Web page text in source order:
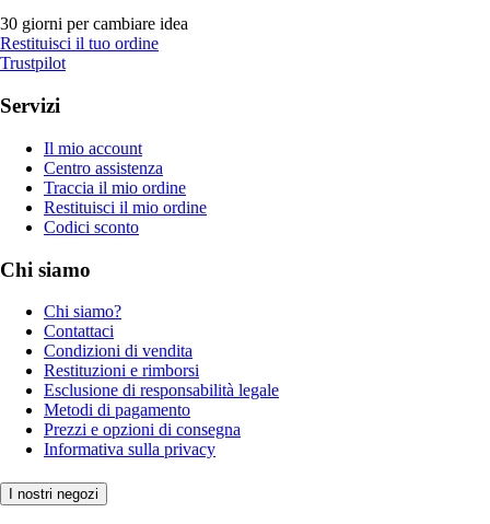
30 giorni per cambiare idea
Restituisci il tuo ordine
Trustpilot
Servizi
Il mio account
Centro assistenza
Traccia il mio ordine
Restituisci il mio ordine
Codici sconto
Chi siamo
Chi siamo?
Contattaci
Condizioni di vendita
Restituzioni e rimborsi
Esclusione di responsabilità legale
Metodi di pagamento
Prezzi e opzioni di consegna
Informativa sulla privacy
I nostri negozi